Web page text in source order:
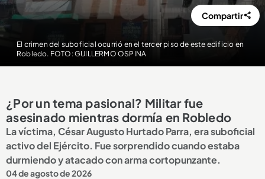
El crimen del suboficial ocurrió en el tercer piso de este edificio en
Robledo. FOTO: GUILLERMO OSPINA
Compartir
¿Por un tema pasional? Militar fue
asesinado mientras dormía en Robledo
La víctima, César Augusto Hurtado Parra, era suboficial
activo del Ejército. Fue sorprendido cuando estaba
durmiendo y atacado con arma cortopunzante.
04 de agosto de 2026